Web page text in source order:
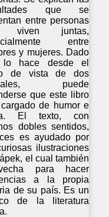
que se
entre personas
viven juntas,
entre
y mujeres. Dado
lo hace desde el
de vista de dos
puede
que este libro
de humor e
El texto, con
dobles sentidos,
es ayudado por
ilustraciones
el cual también
para hacer
a la propia
de su país. Es un
de la literatura